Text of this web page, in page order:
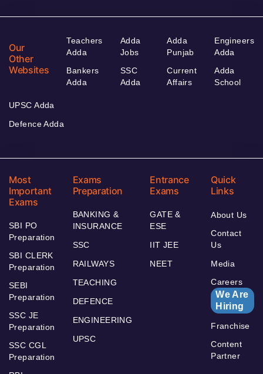
Our
Other
Websites
Teachers
Adda
Bankers
Adda
Adda
Jobs
SSC
Adda
Adda
Punjab
Current
Affairs
Engineers
Adda
Adda
School
UPSC Adda
Defence Adda
Most
Important
Exams
SBI PO
Preparation
SBI CLERK
Preparation
SEBI
Preparation
SSC JE
Preparation
SSC CGL
Preparation
Exams
Preparation
BANKING &
INSURANCE
SSC
RAILWAYS
TEACHING
DEFENCE
ENGINEERING
UPSC
Entrance
Exams
GATE &
ESE
IIT JEE
NEET
Quick
Links
About Us
Contact
Us
Media
Careers
We Are
Hiring
Franchise
Content
Partner